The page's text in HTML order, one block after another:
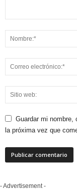
Guardar mi nombre,
la próxima vez que
- Advertisement -